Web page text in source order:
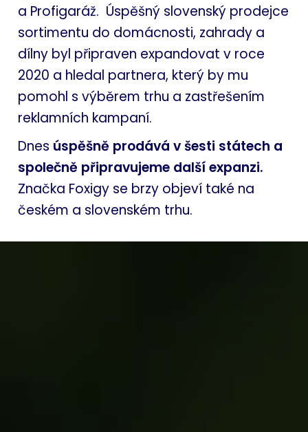
a Profigaráž. Úspěšný slovenský prodejce
sortimentu do domácnosti, zahrady a
dílny byl připraven expandovat v roce
2020 a hledal partnera, který by mu
pomohl s výběrem trhu a zastřešením
reklamních kampaní.
Dnes úspěšně prodává v šesti státech a
společně připravujeme další expanzi.
Značka Foxigy se brzy objeví také na
českém a slovenském trhu.